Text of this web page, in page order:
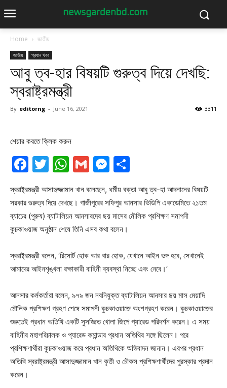
Home জাতীয়
জাতীয় প্রধান খবর
আবু ত্ব-হার বিষয়টি গুরুত্ব দিয়ে দেখছি:
স্বরাষ্ট্রমন্ত্রী
By editorng - June 16, 2021 3311
শেয়ার করতে ক্লিক করুন
Facebook
Twitter
WhatsApp
GmailMessenger
স্বরাষ্ট্রমন্ত্রী আসাদুজ্জামান খান বলেছেন, ধর্মীয় বক্তা আবু ত্ব-হা আদনানের বিষয়টি
সরকার গুরুত্ব দিয়ে দেখছে। গাজীপুরের সফিপুর আনসার ভিডিপি একাডেমিতে ২১তম
ব্যাচের (পুরুষ) ব্যাটালিয়ন আনসারদের ছয় মাসের মৌলিক প্রশিক্ষণ সমাপনী
কুচকাওয়াজ অনুষ্ঠান শেষে তিনি এসব কথা বলেন।
স্বরাষ্ট্রমন্ত্রী বলেন, ‘রিসোর্ট হোক আর বার হোক, যেখানে আইন ভঙ্গ হবে, সেখানেই
আমাদের আইনশৃঙ্খলা রক্ষাকারী বাহিনী ব্যবস্থা নিচ্ছে এবং নেবে।’
আনসার কর্মকর্তারা বলেন, ৯৭৯ জন নবনিযুক্ত ব্যাটালিয়ন আনসার ছয় মাস মেয়াদি
মৌলিক প্রশিক্ষণ গ্রহণ শেষে সমাপনী কুচকাওয়াজে অংশগ্রহণ করেন। কুচকাওয়াজের
শুরুতেই প্রধান অতিথি একটি সুসজ্জিত খোলা জিপে প্যারেড পরিদর্শন করেন। এ সময়
বাহিনীর মহাপরিচালক ও প্যারেড কমান্ডার প্রধান অতিথির সঙ্গে ছিলেন। পরে
প্রশিক্ষণার্থীরা কুচকাওয়াজ করে প্রধান অতিথিকে অভিবাদন জানান। এরপর প্রধান
অতিথি স্বরাষ্ট্রমন্ত্রী আসাদুজ্জামান খান কৃতী ও চৌকস প্রশিক্ষণার্থীদের পুরস্কার প্রদান
করেন।